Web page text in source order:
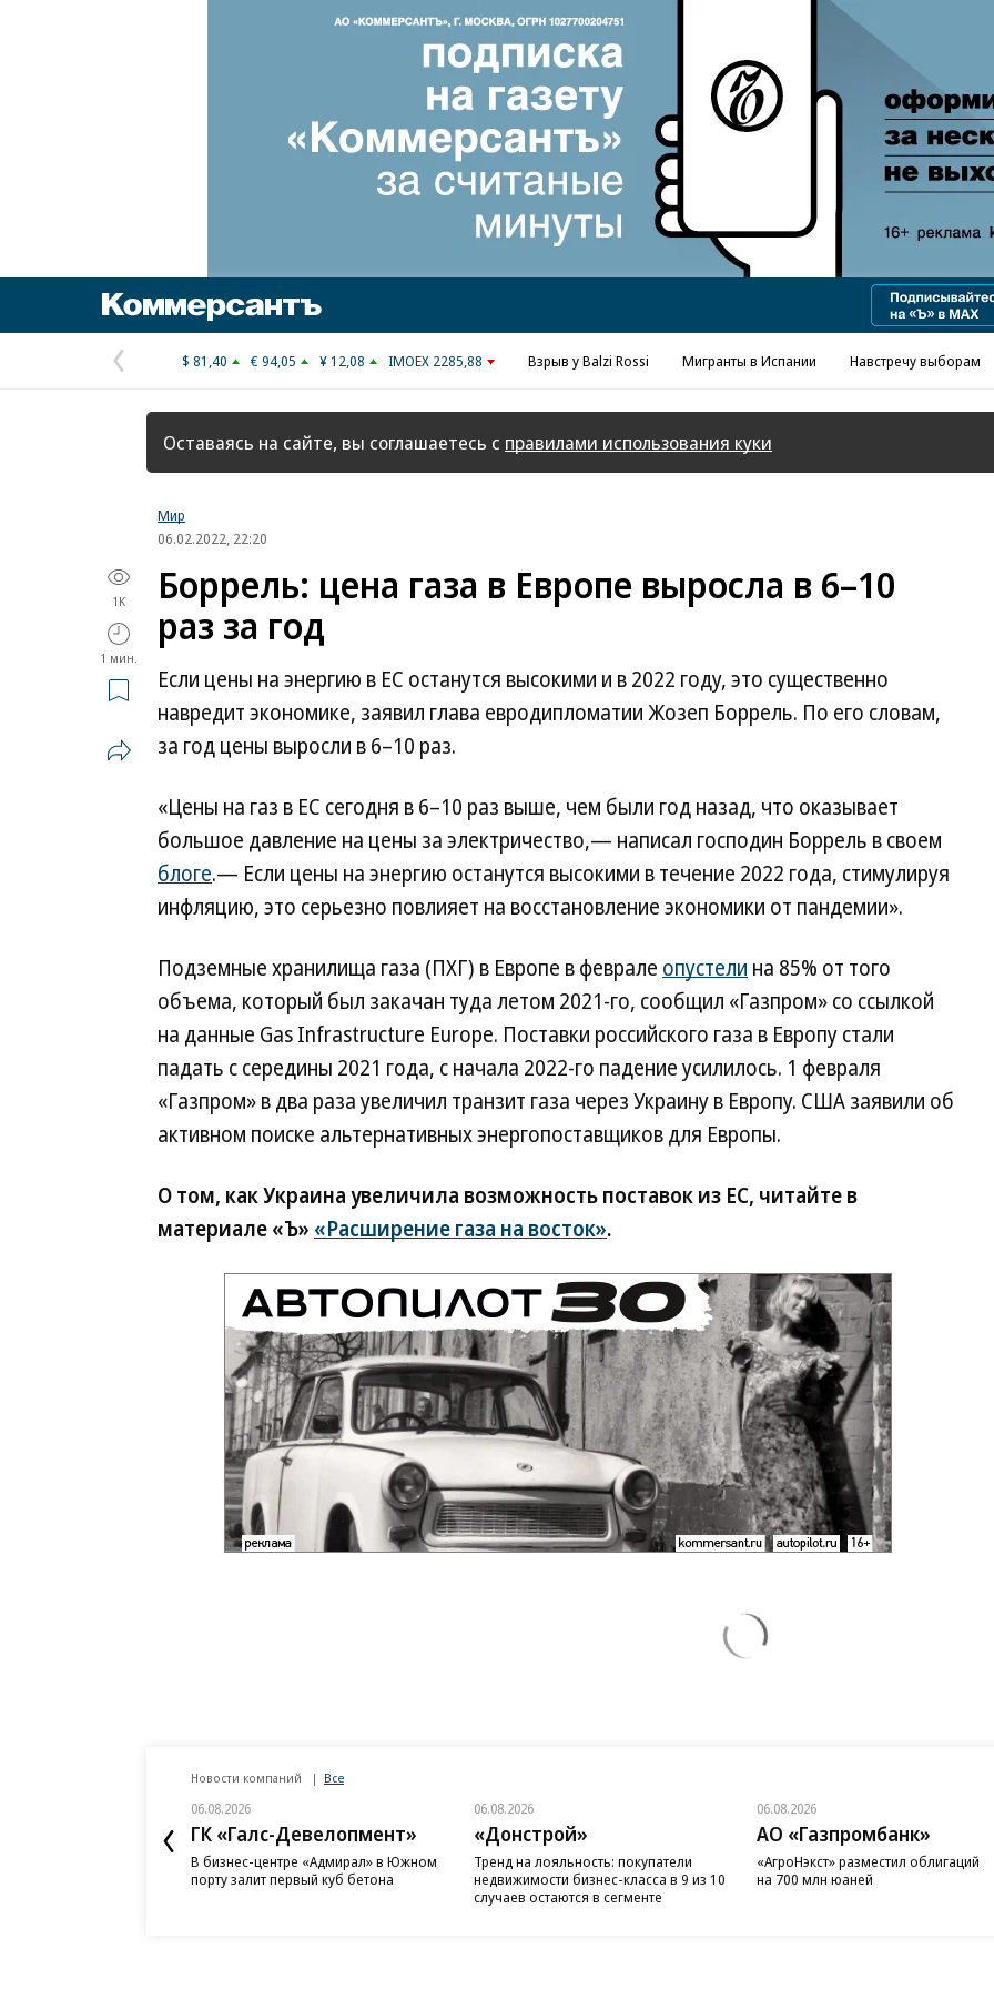
Реклама в «Ъ» www.kommersant.ru/ad
Предыдущая
страница
$ 81,40 € 94,05 ¥ 12,08 IMOEX 2285,88 Взрыв у Balzi Rossi Мигранты в Испании Навстречу выборам
Оставаясь на сайте, вы соглашаетесь с правилами использования куки
Мир
06.02.2022, 22:20
1K
1 мин.
Боррель: цена газа в Европе выросла в 6–10
раз за год
Если цены на энергию в ЕС останутся высокими и в 2022 году, это существенно
навредит экономике, заявил глава евродипломатии Жозеп Боррель. По его словам,
за год цены выросли в 6–10 раз.
«Цены на газ в ЕС сегодня в 6–10 раз выше, чем были год назад, что оказывает
большое давление на цены за электричество,— написал господин Боррель в своем
блоге.— Если цены на энергию останутся высокими в течение 2022 года, стимулируя
инфляцию, это серьезно повлияет на восстановление экономики от пандемии».
Подземные хранилища газа (ПХГ) в Европе в феврале опустели на 85% от того
объема, который был закачан туда летом 2021-го, сообщил «Газпром» со ссылкой
на данные Gas Infrastructure Europe. Поставки российского газа в Европу стали
падать с середины 2021 года, с начала 2022-го падение усилилось. 1 февраля
«Газпром» в два раза увеличил транзит газа через Украину в Европу. США заявили об
активном поиске альтернативных энергопоставщиков для Европы.
О том, как Украина увеличила возможность поставок из ЕС, читайте в
материале «Ъ» «Расширение газа на восток».
Новости компаний Все
06.08.2026
ГК «Галс-Девелопмент»
В бизнес-центре «Адмирал» в Южном
порту залит первый куб бетона
06.08.2026
«Донстрой»
Тренд на лояльность: покупатели
недвижимости бизнес-класса в 9 из 10
случаев остаются в сегменте
06.08.2026
АО «Газпромбанк»
«АгроНэкст» разместил облигаций
на 700 млн юаней